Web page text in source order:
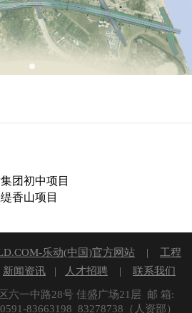
团初中项目
香山项目
乐动(中国)官方网站 | 工程
新闻资讯 | 人才招聘 | 联系我们
六一中路28号 佳盛广场21层 邮 箱:
83663198 83278738（人资部）